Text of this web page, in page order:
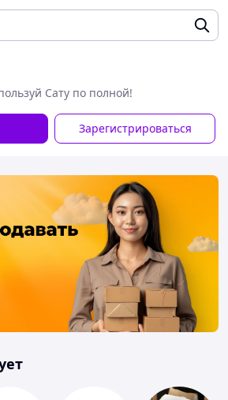
Сату по полной!
Зарегистрироваться